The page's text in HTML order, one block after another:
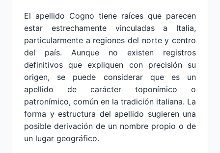
El apellido Cogno tiene raíces que parecen
estar estrechamente vinculadas a Italia,
particularmente a regiones del norte y centro
del país. Aunque no existen registros
definitivos que expliquen con precisión su
origen, se puede considerar que es un
apellido de carácter toponímico o
patronímico, común en la tradición italiana. La
forma y estructura del apellido sugieren una
posible derivación de un nombre propio o de
un lugar geográfico.